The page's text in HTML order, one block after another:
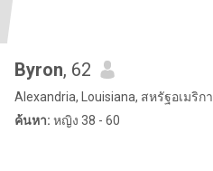
Byron, 62
Alexandria, Louisiana, สหรัฐอเมริกา
ค้นหา: หญิง 38 - 60